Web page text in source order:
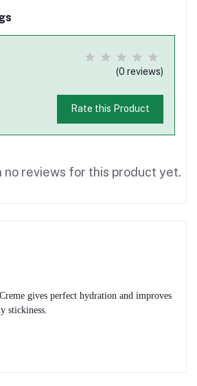
(0 reviews)
Rate this Product
no reviews for this product yet.
gives perfect hydration and improves
stickiness.